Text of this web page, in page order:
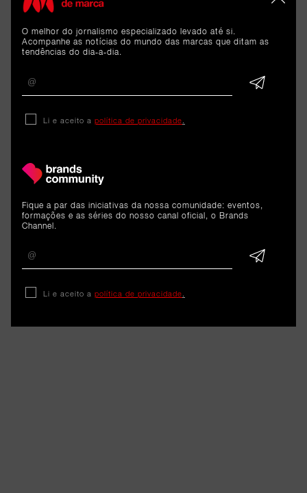
ARTIGOS
RELACIONADOS
Reportagem
Tally: O futuro da
8 de junho de 2026
O melhor do jornalismo especializado levado até si.
Acompanhe as notícias do mundo das marcas que ditam as
tendências do dia-a-dia.
Li e aceito a política de privacidade.
Fique a par das iniciativas da nossa comunidade: eventos,
formações e as séries do nosso canal oficial, o Brands
Channel.
Li e aceito a política de privacidade.